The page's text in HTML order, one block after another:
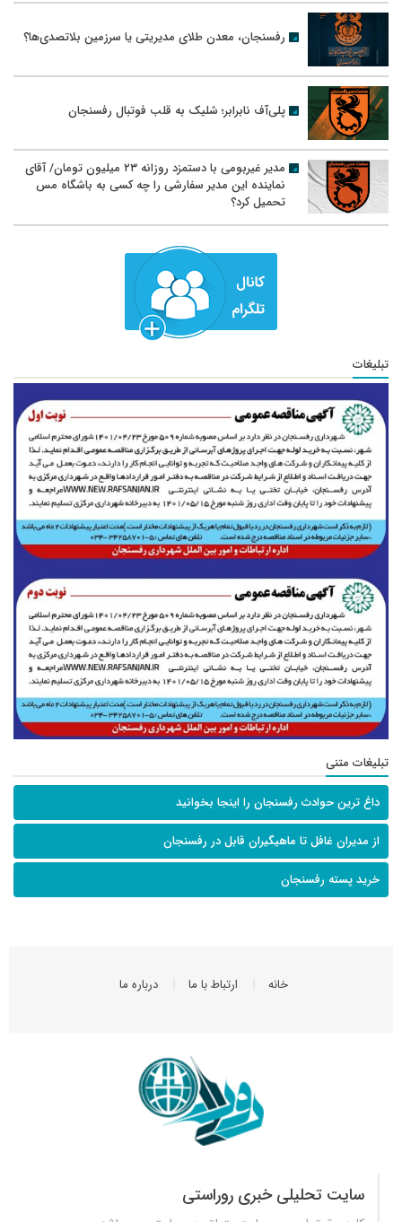
رفسنجان، معدن طلای مدیریتی یا سرزمین بلاتصدی‌ها؟
پلی‌آف نابرابر؛ شلیک به قلب فوتبال رفسنجان
مدیر غیربومی با دستمزد روزانه ۲۳ میلیون تومان/ آقای
نماینده این مدیر سفارشی را چه کسی به باشگاه مس
تحمیل کرد؟
تبلیغات
تبلیغات متنی
داغ ترین حوادث رفسنجان را اینجا بخوانید
از مدیران غافل تا ماهیگیران قابل در رفسنجان
خرید پسته رفسنجان
خانه ارتباط با ما درباره ما
سایت تحلیلی خبری روراستی